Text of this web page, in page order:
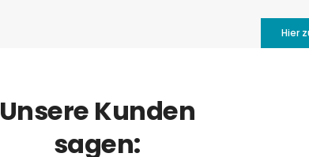
Hier
Unsere Kunden
sagen: